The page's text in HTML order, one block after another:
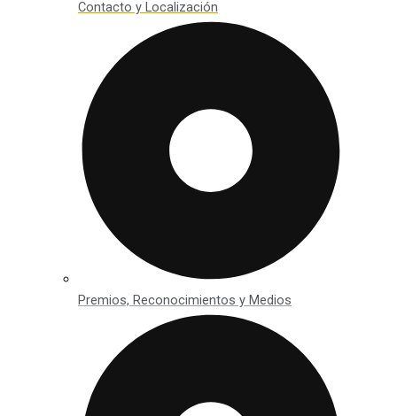
Contacto y Localización
Premios, Reconocimientos y Medios